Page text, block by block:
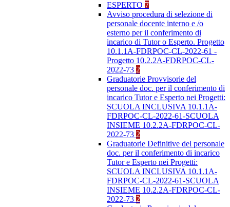
ESPERTO 7
Avviso procedura di selezione di
personale docente interno e /o
esterno per il conferimento di
incarico di Tutor o Esperto. Progetto
10.1.1A-FDRPOC-CL-2022-61 -
Progetto 10.2.2A-FDRPOC-CL-
2022-73 2
Graduatorie Provvisorie del
personale doc. per il conferimento di
incarico Tutor e Esperto nei Progetti:
SCUOLA INCLUSIVA 10.1.1A-
FDRPOC-CL-2022-61-SCUOLA
INSIEME 10.2.2A-FDRPOC-CL-
2022-73 2
Graduatorie Definitive del personale
doc. per il conferimento di incarico
Tutor e Esperto nei Progetti:
SCUOLA INCLUSIVA 10.1.1A-
FDRPOC-CL-2022-61-SCUOLA
INSIEME 10.2.2A-FDRPOC-CL-
2022-73 2